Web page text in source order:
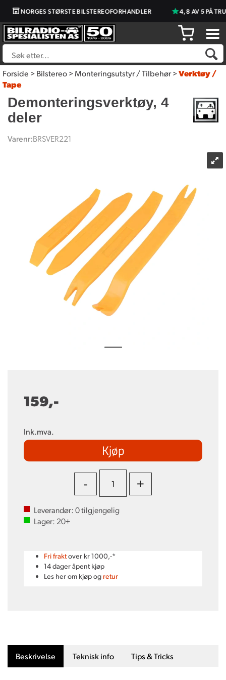
NORGES STØRSTE BILSTEREOFORHANDLER 4,8 AV 5 PÅ
Forside>Bilstereo>Monteringsutstyr / Tilbehør>Verktøy /
Tape
Demonteringsverktøy, 4
deler
Varenr:BRSVER221
159,-
Ink.mva.
Kjøp
- +
Leverandør:0tilgjengelig
Lager: 20+
Fri fraktover kr 1000,-*
14 dager åpent kjøp
Les her om kjøp og retur
Beskrivelse Teknisk info Tips & Tricks